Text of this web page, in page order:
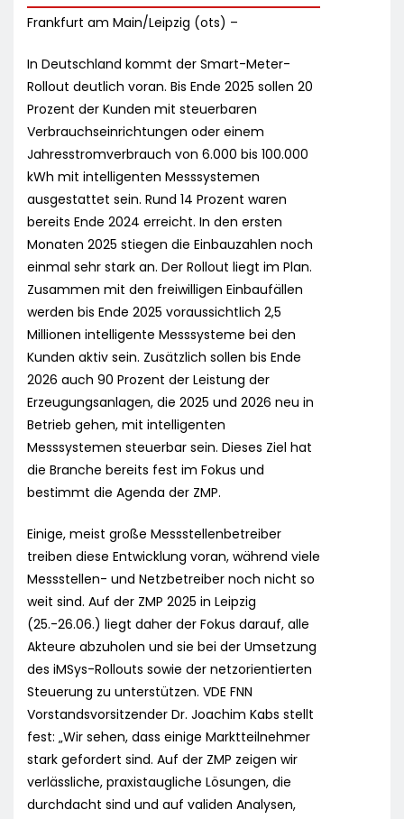
Frankfurt am Main/Leipzig (ots) –
In Deutschland kommt der Smart-Meter-
Rollout deutlich voran. Bis Ende 2025 sollen 20
Prozent der Kunden mit steuerbaren
Verbrauchseinrichtungen oder einem
Jahresstromverbrauch von 6.000 bis 100.000
kWh mit intelligenten Messsystemen
ausgestattet sein. Rund 14 Prozent waren
bereits Ende 2024 erreicht. In den ersten
Monaten 2025 stiegen die Einbauzahlen noch
einmal sehr stark an. Der Rollout liegt im Plan.
Zusammen mit den freiwilligen Einbaufällen
werden bis Ende 2025 voraussichtlich 2,5
Millionen intelligente Messsysteme bei den
Kunden aktiv sein. Zusätzlich sollen bis Ende
2026 auch 90 Prozent der Leistung der
Erzeugungsanlagen, die 2025 und 2026 neu in
Betrieb gehen, mit intelligenten
Messsystemen steuerbar sein. Dieses Ziel hat
die Branche bereits fest im Fokus und
bestimmt die Agenda der ZMP.
Einige, meist große Messstellenbetreiber
treiben diese Entwicklung voran, während viele
Messstellen- und Netzbetreiber noch nicht so
weit sind. Auf der ZMP 2025 in Leipzig
(25.-26.06.) liegt daher der Fokus darauf, alle
Akteure abzuholen und sie bei der Umsetzung
des iMSys-Rollouts sowie der netzorientierten
Steuerung zu unterstützen. VDE FNN
Vorstandsvorsitzender Dr. Joachim Kabs stellt
fest: „Wir sehen, dass einige Marktteilnehmer
stark gefordert sind. Auf der ZMP zeigen wir
verlässliche, praxistaugliche Lösungen, die
durchdacht sind und auf validen Analysen,